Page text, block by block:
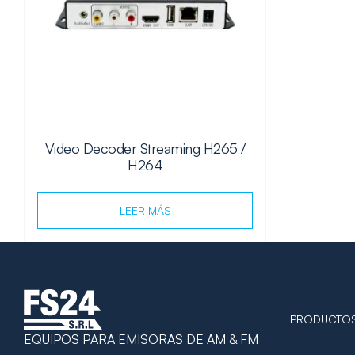
Video Decoder Streaming H265 /
H264
LEER MÁS
EQUIPOS PARA EMISORAS DE AM & FM